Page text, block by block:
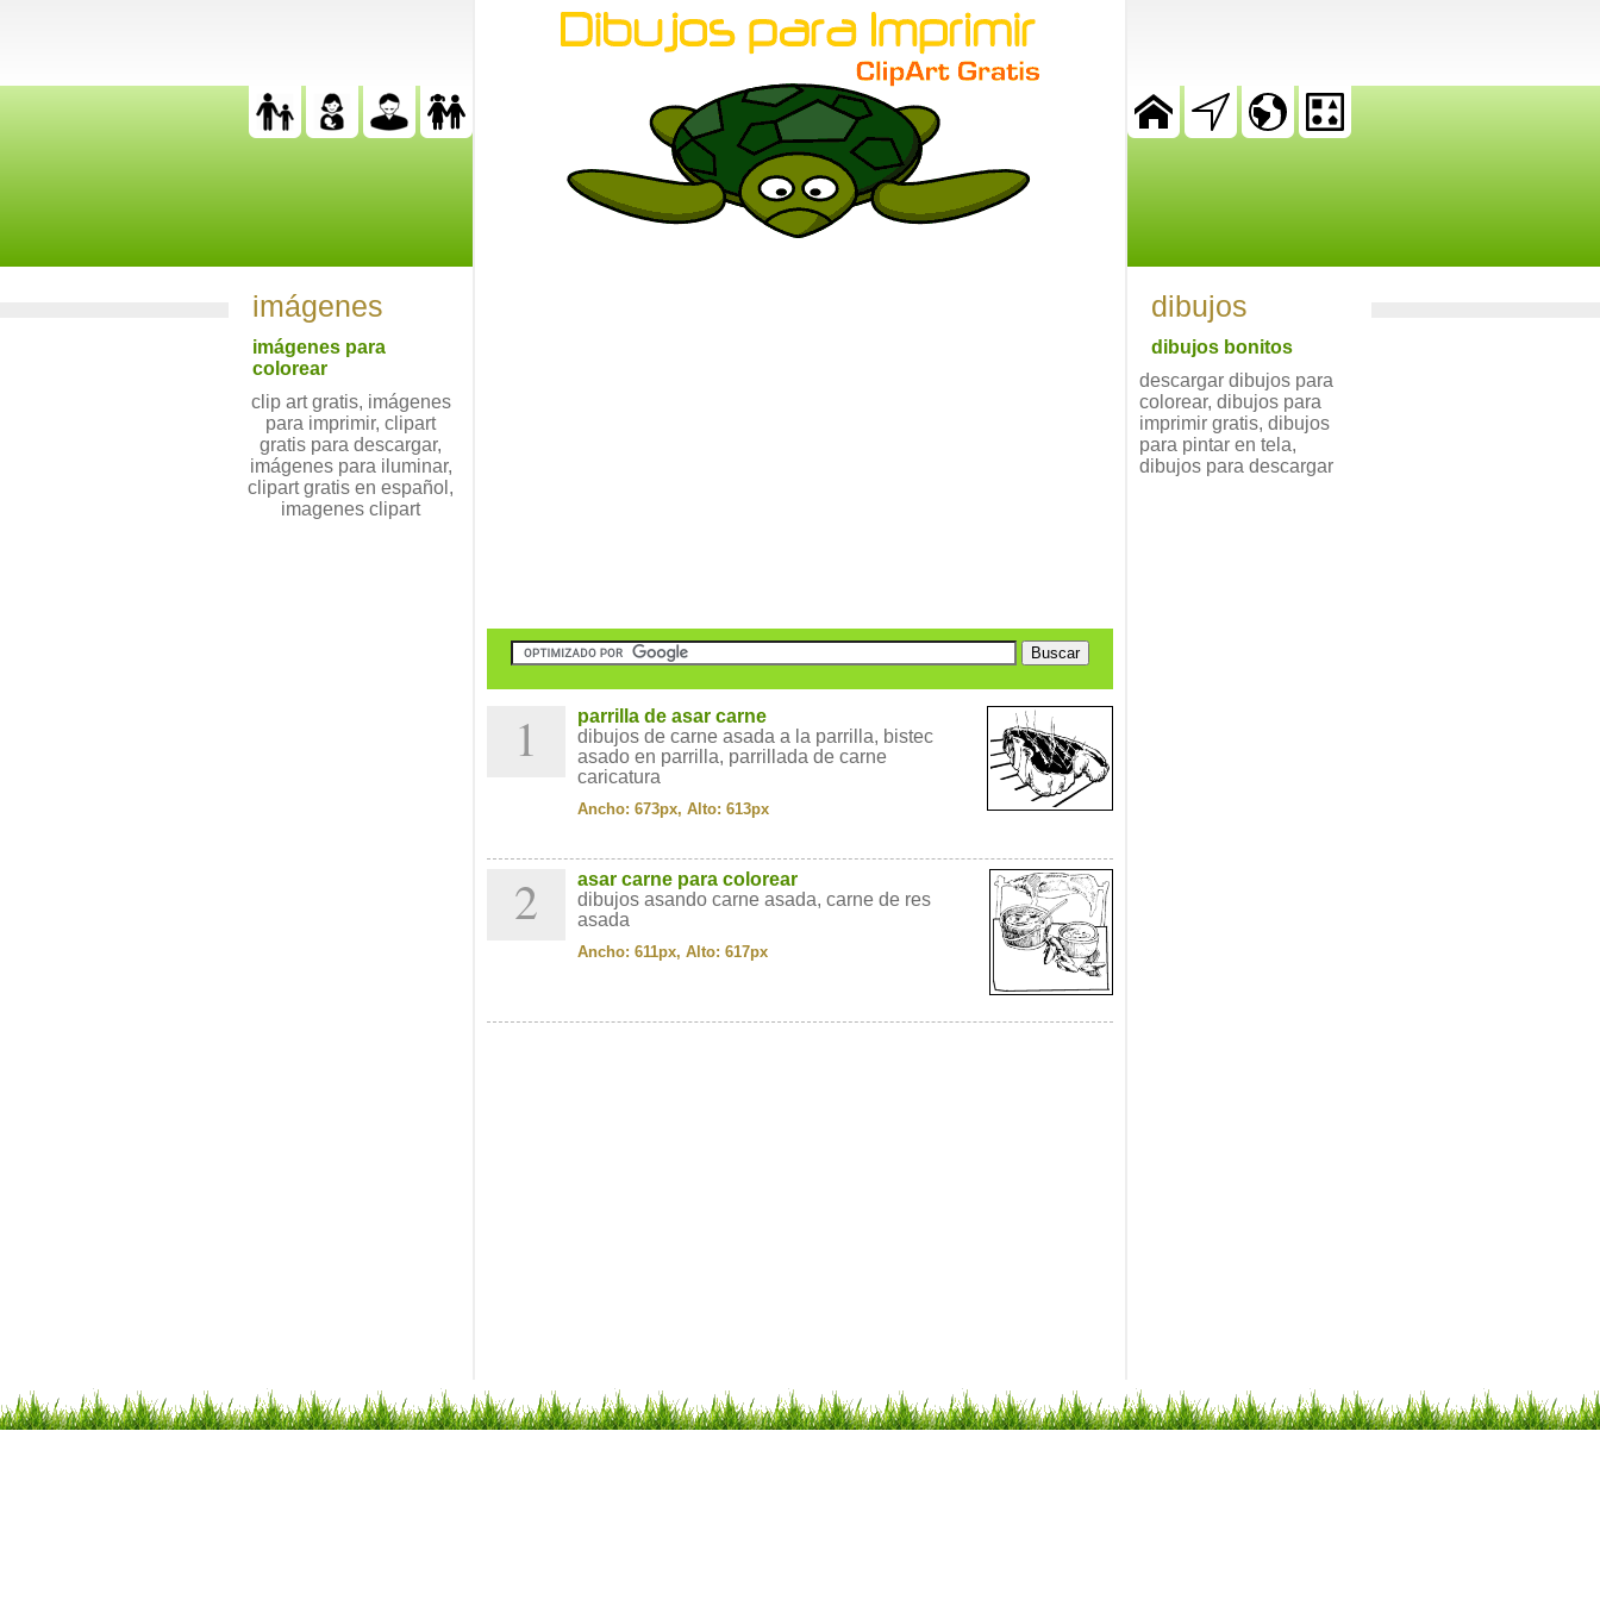
1
parrilla de asar carne
dibujos de carne asada a la parrilla, bistec
asado en parrilla, parrillada de carne
caricatura
Ancho: 673px, Alto: 613px
2
asar carne para colorear
dibujos asando carne asada, carne de res
asada
Ancho: 611px, Alto: 617px
imágenes
imágenes para
colorear
clip art gratis, imágenes
para imprimir, clipart
gratis para descargar,
imágenes para iluminar,
clipart gratis en español,
imagenes clipart
dibujos
dibujos bonitos
descargar dibujos para
colorear, dibujos para
imprimir gratis, dibujos
para pintar en tela,
dibujos para descargar